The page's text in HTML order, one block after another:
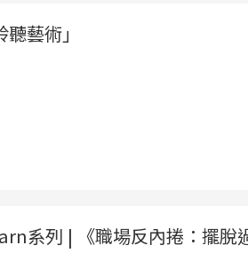
聽藝術」
系列 | 《職場反內捲：擺脫